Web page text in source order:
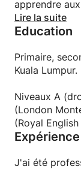
apprendre
spontanée,
étudiant. Je
4 enfants.
tour,
près du
Lire la suite
Education
Primaire,
Kuala Lumpur.
Niveaux A
(London
(Royal
J'ai été